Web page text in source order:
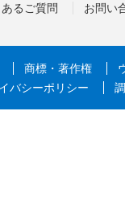
るご質問 お問い
商標・著作権
バシーポリシー